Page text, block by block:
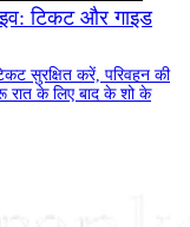
टिकट और गाइड
सुरक्षित करें, परिवहन की
रात के लिए बाद के शो के